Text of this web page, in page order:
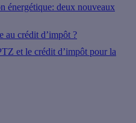
énergétique: deux nouveaux
au crédit d’impôt ?
et le crédit d’impôt pour la